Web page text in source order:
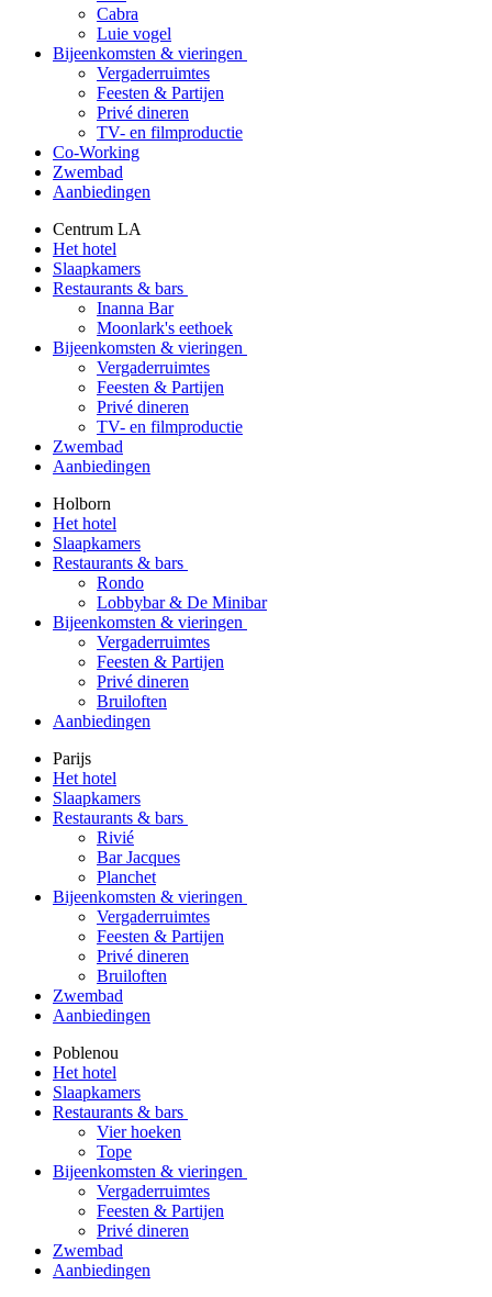
Cabra
Luie vogel
Bijeenkomsten & vieringen
Vergaderruimtes
Feesten & Partijen
Privé dineren
TV- en filmproductie
Co-Working
Zwembad
Aanbiedingen
Centrum LA
Het hotel
Slaapkamers
Restaurants & bars
Inanna Bar
Moonlark's eethoek
Bijeenkomsten & vieringen
Vergaderruimtes
Feesten & Partijen
Privé dineren
TV- en filmproductie
Zwembad
Aanbiedingen
Holborn
Het hotel
Slaapkamers
Restaurants & bars
Rondo
Lobbybar & De Minibar
Bijeenkomsten & vieringen
Vergaderruimtes
Feesten & Partijen
Privé dineren
Bruiloften
Aanbiedingen
Parijs
Het hotel
Slaapkamers
Restaurants & bars
Rivié
Bar Jacques
Planchet
Bijeenkomsten & vieringen
Vergaderruimtes
Feesten & Partijen
Privé dineren
Bruiloften
Zwembad
Aanbiedingen
Poblenou
Het hotel
Slaapkamers
Restaurants & bars
Vier hoeken
Tope
Bijeenkomsten & vieringen
Vergaderruimtes
Feesten & Partijen
Privé dineren
Zwembad
Aanbiedingen